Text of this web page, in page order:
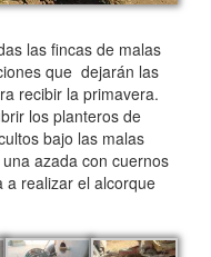
las fincas de malas
que dejarán las
recibir la primavera.
los planteros de
bajo las malas
azada con cuernos
a realizar el alcorque